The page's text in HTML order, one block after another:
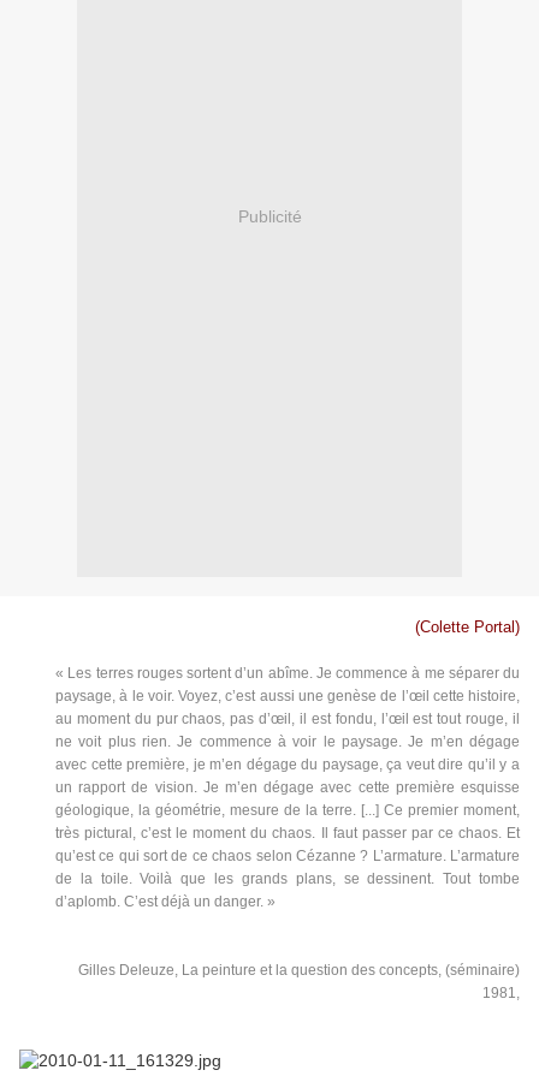
Publicité
(Colette Portal)
« Les terres rouges sortent d’un abîme. Je commence à me séparer du
paysage, à le voir. Voyez, c’est aussi une genèse de l’œil cette histoire,
au moment du pur chaos, pas d’œil, il est fondu, l’œil est tout rouge, il
ne voit plus rien. Je commence à voir le paysage. Je m’en dégage
avec cette première, je m’en dégage du paysage, ça veut dire qu’il y a
un rapport de vision. Je m’en dégage avec cette première esquisse
géologique, la géométrie, mesure de la terre. [...] Ce premier moment,
très pictural, c’est le moment du chaos. Il faut passer par ce chaos. Et
qu’est ce qui sort de ce chaos selon Cézanne ? L’armature. L’armature
de la toile. Voilà que les grands plans, se dessinent. Tout tombe
d’aplomb. C’est déjà un danger. »
Gilles Deleuze, La peinture et la question des concepts, (séminaire)
1981,